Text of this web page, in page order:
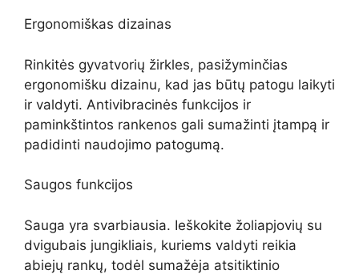
Ergonomiškas dizainas
Rinkitės gyvatvorių žirkles, pasižyminčias
ergonomišku dizainu, kad jas būtų patogu laikyti
ir valdyti. Antivibracinės funkcijos ir
paminkštintos rankenos gali sumažinti įtampą ir
padidinti naudojimo patogumą.
Saugos funkcijos
Sauga yra svarbiausia. Ieškokite žoliapjovių su
dvigubais jungikliais, kuriems valdyti reikia
abiejų rankų, todėl sumažėja atsitiktinio